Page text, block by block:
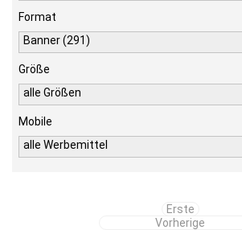
Format
Banner (291)
Größe
alle Größen
Mobile
alle Werbemittel
Erste
Vorherige